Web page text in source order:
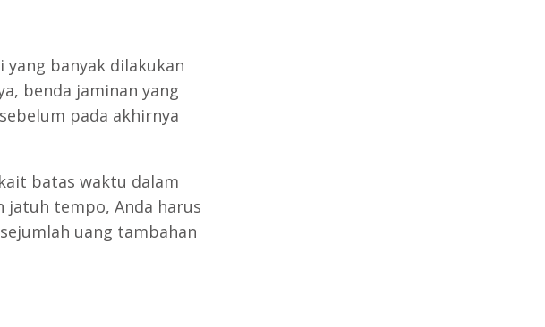
yang banyak dilakukan
benda jaminan yang
pada akhirnya
batas waktu dalam
jatuh tempo, Anda harus
uang tambahan